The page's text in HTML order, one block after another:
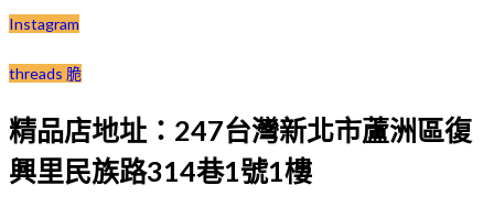
Instagram
threads 脆
精品店地址：247台灣新北市蘆洲區復
興里民族路314巷1號1樓